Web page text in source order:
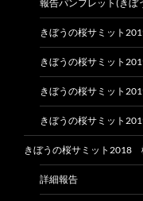
報告パンフレット(きぼ
きぼうの桜サミット
きぼうの桜サミット
きぼうの桜サミット
きぼうの桜サミット
きぼうの桜サミット2018
詳細報告